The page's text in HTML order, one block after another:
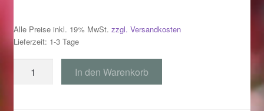
Liefer- und Versandkosten
Magisches und Festliches zu Halloween
Alle Preise inkl. 19% MwSt. zzgl. Versandkosten
Lieferzeit: 1-3 Tage
In den Warenkorb